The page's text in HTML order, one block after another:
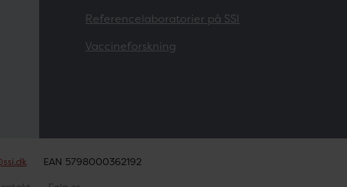
Referencelaboratorier på SSI
Vaccineforskning
EAN 5798000362192